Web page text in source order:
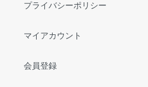
プライバシーポリシー
マイアカウント
会員登録